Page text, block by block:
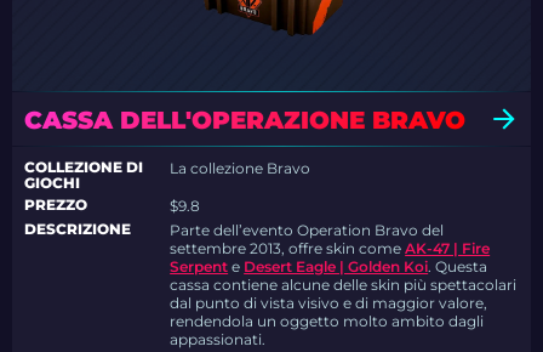
CASSA DELL'OPERAZIONE BRAVO
COLLEZIONE DI
GIOCHI
La collezione Bravo
PREZZO
$9.8
DESCRIZIONE
Parte dell’evento Operation Bravo del
settembre 2013, offre skin comeAK-47 | Fire
Serpent e Desert Eagle | Golden Koi. Questa
cassa contiene alcune delle skin più spettacolari
dal punto di vista visivo e di maggior valore,
rendendola un oggetto molto ambito dagli
appassionati.